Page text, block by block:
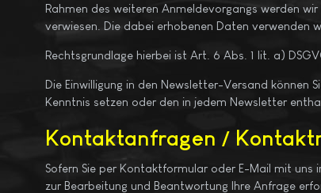
Rahmen des weiteren Anmeldevorgangs werden
verwiesen. Die dabei erhobenen Daten verwenden
Rechtsgrundlage hierbei ist Art. 6 Abs. 1 lit. a)
Die Einwilligung in den Newsletter-Versand können
Kenntnis setzen oder den in jedem Newsletter
Kontaktanfragen /
Sofern Sie per Kontaktformular oder E-Mail mit
zur Bearbeitung und Beantwortung Ihre Anfrage